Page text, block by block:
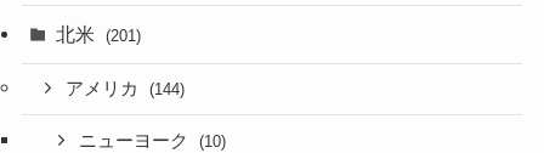
北米 (201)
アメリカ (144)
ニューヨーク (10)